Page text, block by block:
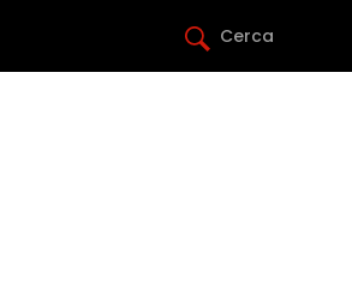
Cerca